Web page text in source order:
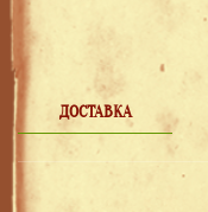
ДОСТАВКА